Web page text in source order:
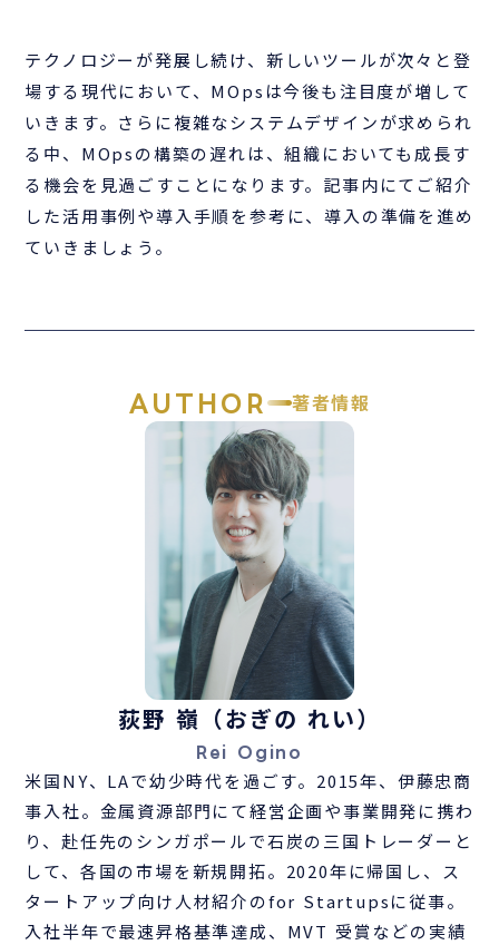
テクノロジーが発展し続け、新しいツールが次々と登
場する現代において、MOpsは今後も注目度が増して
いきます。さらに複雑なシステムデザインが求められ
る中、MOpsの構築の遅れは、組織においても成長す
る機会を見過ごすことになります。記事内にてご紹介
した活用事例や導入手順を参考に、導入の準備を進め
ていきましょう。
AUTHOR 著者情報
荻野 嶺（おぎの れい）
Rei Ogino
米国NY、LAで幼少時代を過ごす。2015年、伊藤忠商
事入社。金属資源部門にて経営企画や事業開発に携わ
り、赴任先のシンガポールで石炭の三国トレーダーと
して、各国の市場を新規開拓。2020年に帰国し、ス
タートアップ向け人材紹介のfor Startupsに従事。
入社半年で最速昇格基準達成、MVT 受賞などの実績